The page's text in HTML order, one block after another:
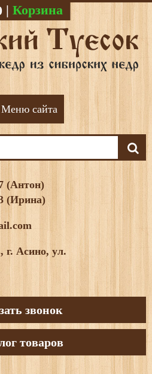
| Корзина
Меню сайта
(Антон)
(Ирина)
г. Асино, ул.
звонок
товаров